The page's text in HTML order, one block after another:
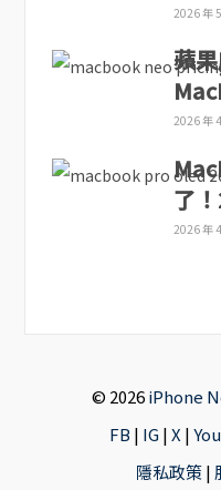
2026 年
蘋
2026 年
了
2026 年
© 2026iPhone
FB | IG|X|
隱私政策|